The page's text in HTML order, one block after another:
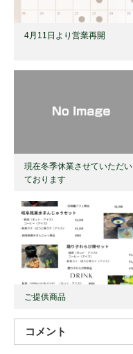
4月11日より営業再開
現在冬季休業させていただい
ております
ご提供商品
コメント